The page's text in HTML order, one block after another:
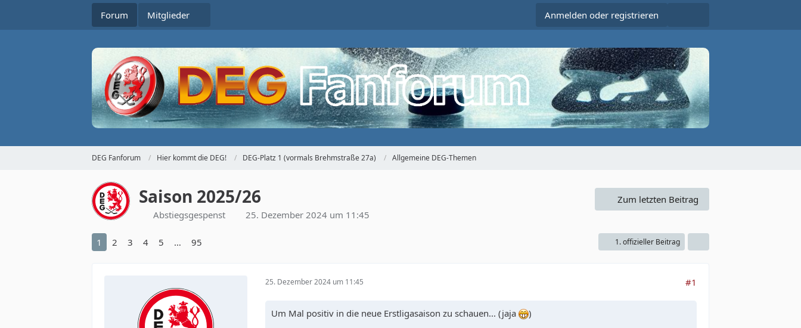
Forum Mitglieder Anmelden oder registrieren
DEG Fanforum Hier kommt die DEG! DEG-Platz 1 (vormals Brehmstraße 27a) Allgemeine DEG-Themen
Saison 2025/26
Abstiegsgespenst 25. Dezember 2024 um 11:45
Zum letzten Beitrag
1 2 3 4 5 … 95 1. offizieller Beitrag
25. Dezember 2024 um 11:45 #1
Um Mal positiv in die neue Erstligasaison zu schauen... (jaja
)